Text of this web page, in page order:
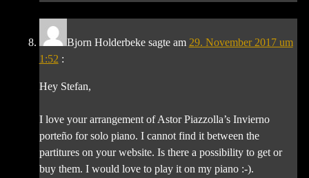
Bjorn Holderbekesagte am 29. November 2017 um
1:52 :
Hey Stefan,
I love your arrangement of Astor Piazzolla’s Invierno
porteño for solo piano. I cannot find it between the
partitures on your website. Is there a possibility to get or
buy them. I would love to play it on my piano :-).